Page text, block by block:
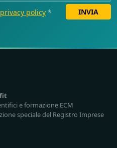
privacy policy * INVIA
e formazione ECM
speciale del Registro Imprese